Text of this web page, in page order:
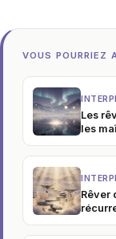
VOUS POURRIEZ
Les
les
Rêver